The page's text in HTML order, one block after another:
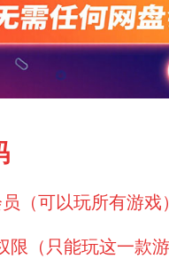
（可以玩所有游
限（只能玩这一款